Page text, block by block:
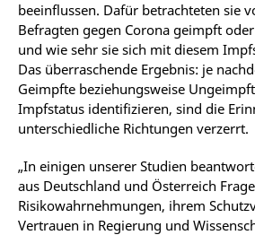
beeinflussen. Dafür betrachteten sie
Befragten gegen Corona geimpft
und wie sehr sie sich mit diesem
Das überraschende Ergebnis: je
Geimpfte beziehungsweise
Impfstatus identifizieren, sind die
unterschiedliche Richtungen verzerrt.
„In einigen unserer Studien
aus Deutschland und Österreich
Risikowahrnehmungen, ihrem
Vertrauen in Regierung und